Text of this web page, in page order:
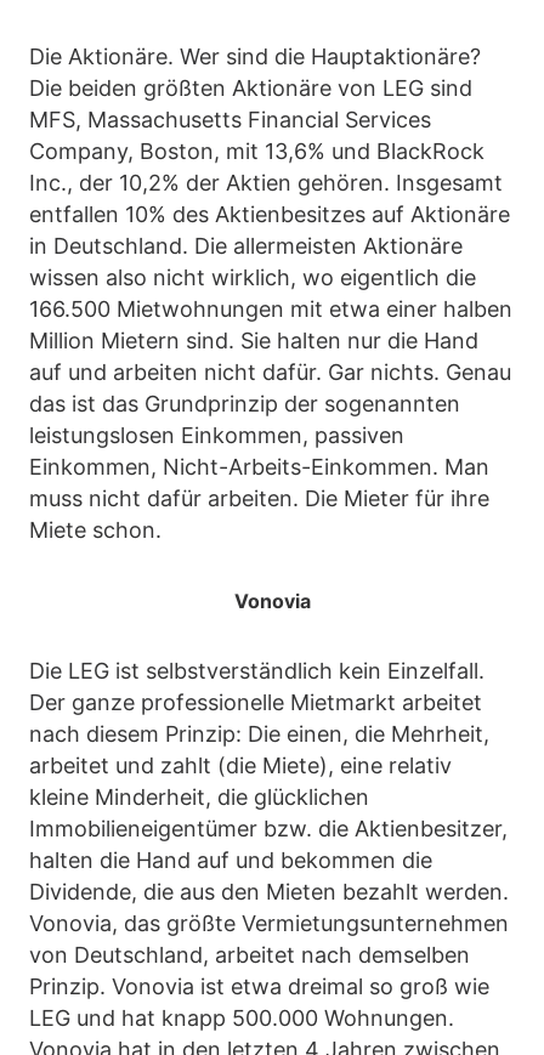
Die Aktionäre. Wer sind die Hauptaktionäre?
Die beiden größten Aktionäre von LEG sind
MFS, Massachusetts Financial Services
Company, Boston, mit 13,6% und BlackRock
Inc., der 10,2% der Aktien gehören. Insgesamt
entfallen 10% des Aktienbesitzes auf Aktionäre
in Deutschland. Die allermeisten Aktionäre
wissen also nicht wirklich, wo eigentlich die
166.500 Mietwohnungen mit etwa einer halben
Million Mietern sind. Sie halten nur die Hand
auf und arbeiten nicht dafür. Gar nichts. Genau
das ist das Grundprinzip der sogenannten
leistungslosen Einkommen, passiven
Einkommen, Nicht-Arbeits-Einkommen. Man
muss nicht dafür arbeiten. Die Mieter für ihre
Miete schon.
Vonovia
Die LEG ist selbstverständlich kein Einzelfall.
Der ganze professionelle Mietmarkt arbeitet
nach diesem Prinzip: Die einen, die Mehrheit,
arbeitet und zahlt (die Miete), eine relativ
kleine Minderheit, die glücklichen
Immobilieneigentümer bzw. die Aktienbesitzer,
halten die Hand auf und bekommen die
Dividende, die aus den Mieten bezahlt werden.
Vonovia, das größte Vermietungsunternehmen
von Deutschland, arbeitet nach demselben
Prinzip. Vonovia ist etwa dreimal so groß wie
LEG und hat knapp 500.000 Wohnungen.
Vonovia hat in den letzten 4 Jahren zwischen